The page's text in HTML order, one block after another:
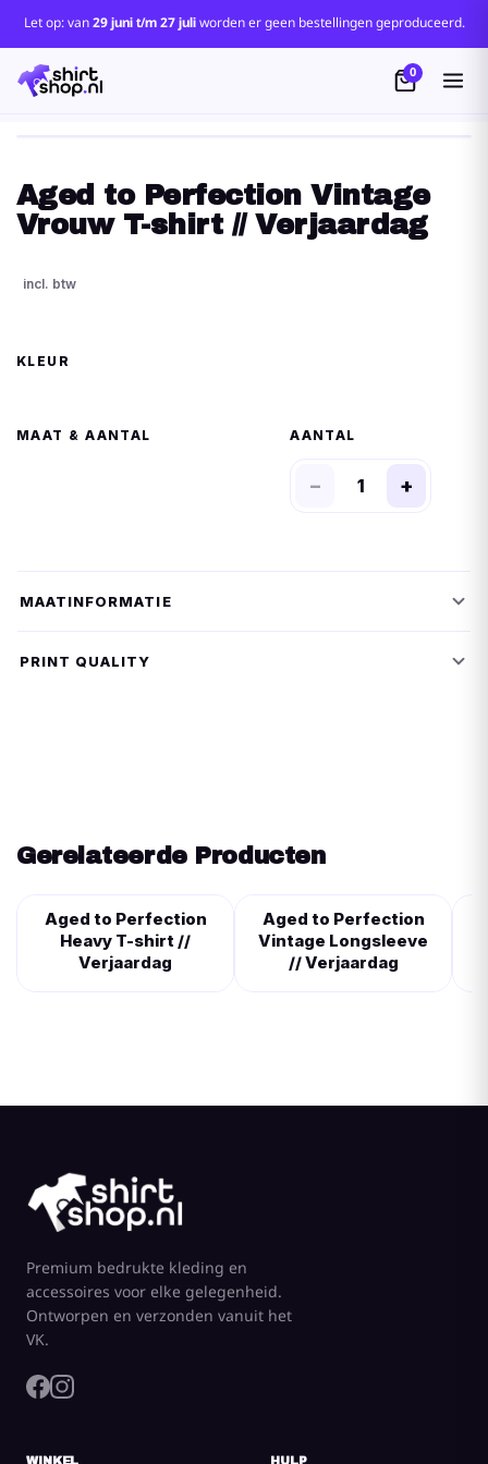
Let op: van29 juni t/m 27 juliworden er geen bestellingen geproduceerd.
0
Aged to Perfection Vintage
Vrouw T-shirt // Verjaardag
MAAT
− +
MAATINFORMATIE
PRINT QUALITY
Gerelateerde Producten
Aged to Perfection
Heavy T-shirt //
Verjaardag
Aged to Perfection
Vintage Longsleeve
// Verjaardag
Premium bedrukte kleding en
accessoires voor elke gelegenheid.
Ontworpen en verzonden vanuit het
VK.
WINKEL HULP